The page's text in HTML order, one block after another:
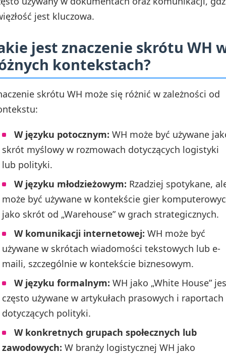
jest kluczowa.
jest znaczenie skrótu WH
kontekstach?
skrótu WH może się różnić w zależności od
W języku potocznym: WH może być używane
skrót myślowy w rozmowach dotyczących logistyki
lub polityki.
W języku młodzieżowym: Rzadziej spotykane,
może być używane w kontekście gier
jako skrót od „Warehouse” w grach strategicznych.
W komunikacji internetowej: WH może być
używane w skrótach wiadomości tekstowych lub e-
maili, szczególnie w kontekście biznesowym.
W języku formalnym: WH jako „White House”
często używane w artykułach prasowych i raportach
dotyczących polityki.
W konkretnych grupach społecznych lub
zawodowych: W branży logistycznej WH jako